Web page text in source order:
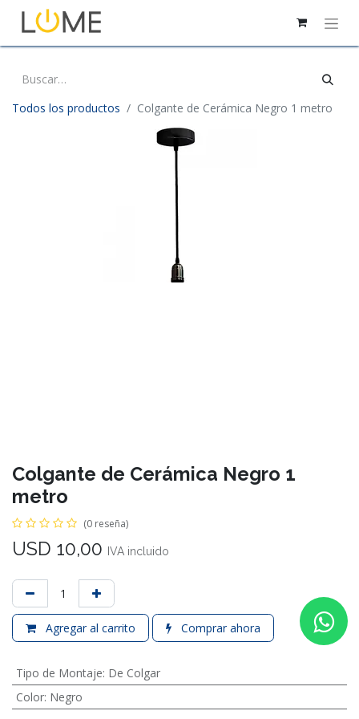
Todos los productos Colgante de Cerámica Negro 1 metro
Colgante de Cerámica Negro 1
metro
(0 reseña)
USD 10,00 IVA incluido
Agregar al carrito Comprar ahora
Tipo de Montaje: De Colgar
Color: Negro